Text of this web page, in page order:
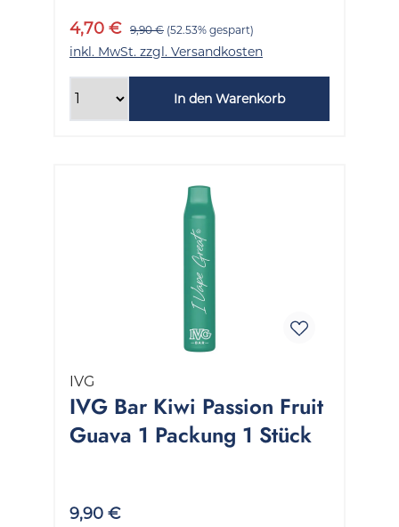
4,70 € 9,90 € (52.53% gespart)
inkl. MwSt. zzgl. Versandkosten
In den Warenkorb
IVG
IVG Bar Kiwi Passion Fruit
Guava 1 Packung 1 Stück
9,90 €